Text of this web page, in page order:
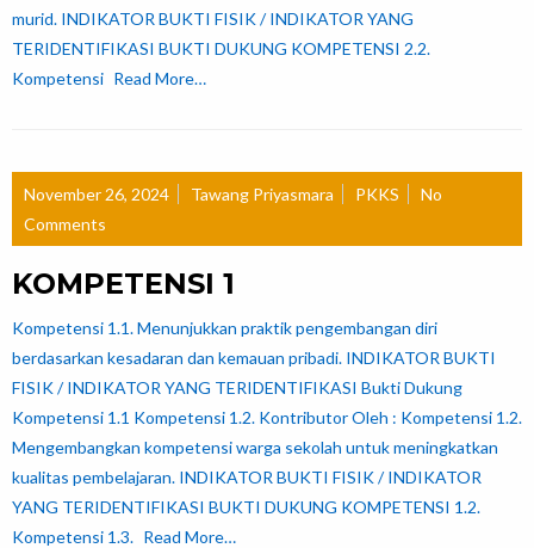
murid. INDIKATOR BUKTI FISIK / INDIKATOR YANG
TERIDENTIFIKASI BUKTI DUKUNG KOMPETENSI 2.2.
Kompetensi Read More…
November 26, 2024 Tawang Priyasmara PKKS
No
Comments
KOMPETENSI 1
Kompetensi 1.1. Menunjukkan praktik pengembangan diri
berdasarkan kesadaran dan kemauan pribadi. INDIKATOR BUKTI
FISIK / INDIKATOR YANG TERIDENTIFIKASI Bukti Dukung
Kompetensi 1.1 Kompetensi 1.2. Kontributor Oleh : Kompetensi 1.2.
Mengembangkan kompetensi warga sekolah untuk meningkatkan
kualitas pembelajaran. INDIKATOR BUKTI FISIK / INDIKATOR
YANG TERIDENTIFIKASI BUKTI DUKUNG KOMPETENSI 1.2.
Kompetensi 1.3. Read More…